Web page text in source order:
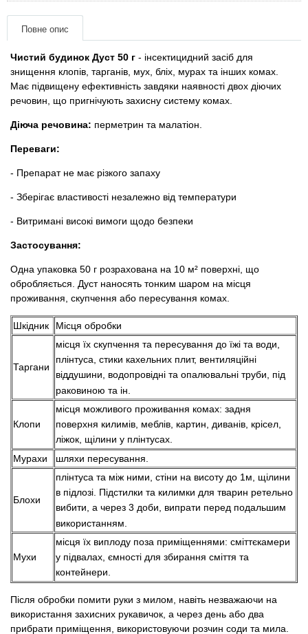
Повне опис
Чистий будинок Дуст 50 г - інсектицидний засіб для
знищення клопів, тарганів, мух, бліх, мурах та інших комах.
Має підвищену ефективність завдяки наявності двох діючих
речовин, що пригнічують захисну систему комах.
Діюча речовина: перметрин та малатіон.
Переваги:
- Препарат не має різкого запаху
- Зберігає властивості незалежно від температури
- Витримані високі вимоги щодо безпеки
Застосування:
Одна упаковка 50 г розрахована на 10 м² поверхні, що
обробляється. Дуст наносять тонким шаром на місця
проживання, скупчення або пересування комах.
Шкідник Місця обробки
Таргани
місця їх скупчення та пересування до їжі та води,
плінтуса, стики кахельних плит, вентиляційні
віддушини, водопровідні та опалювальні труби, під
раковиною та ін.
Клопи
місця можливого проживання комах: задня
поверхня килимів, меблів, картин, диванів, крісел,
ліжок, щілини у плінтусах.
Мурахи
шляхи пересування.
Блохи
плінтуса та між ними, стіни на висоту до 1м, щілини
в підлозі. Підстилки та килимки для тварин ретельно
вибити, а через 3 доби, випрати перед подальшим
використанням.
Мухи
місця їх виплоду поза приміщеннями: сміттєкамери
у підвалах, ємності для збирання сміття та
контейнери.
Після обробки помити руки з милом, навіть незважаючи на
використання захисних рукавичок, а через день або два
прибрати приміщення, використовуючи розчин соди та мила.
матеріали
Подарункові сертифікати
Товари для голубів
Товари для гризунів
Товари для людей
Популярні зоотоварі
Архів / Знято з виробництва